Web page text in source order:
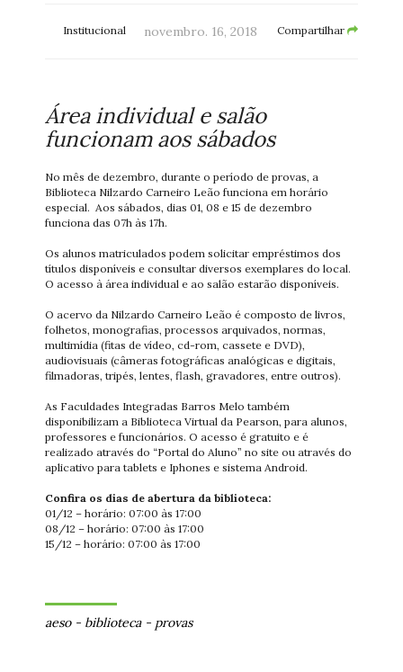
Institucional novembro. 16, 2018 Compartilhar
Área individual e salão
funcionam aos sábados
No mês de dezembro, durante o período de provas, a
Biblioteca Nilzardo Carneiro Leão funciona em horário
especial. Aos sábados, dias 01, 08 e 15 de dezembro
funciona das 07h às 17h.
Os alunos matriculados podem solicitar empréstimos dos
títulos disponíveis e consultar diversos exemplares do local.
O acesso à área individual e ao salão estarão disponíveis.
O acervo da Nilzardo Carneiro Leão é composto de livros,
folhetos, monografias, processos arquivados, normas,
multimídia (fitas de vídeo, cd-rom, cassete e DVD),
audiovisuais (câmeras fotográficas analógicas e digitais,
filmadoras, tripés, lentes, flash, gravadores, entre outros).
As Faculdades Integradas Barros Melo também
disponibilizam a Biblioteca Virtual da Pearson, para alunos,
professores e funcionários. O acesso é gratuito e é
realizado através do “Portal do Aluno” no site ou através do
aplicativo para tablets e Iphones e sistema Android.
Confira os dias de abertura da biblioteca:
01/12 – horário: 07:00 às 17:00
08/12 – horário: 07:00 às 17:00
15/12 – horário: 07:00 às 17:00
aeso- biblioteca- provas